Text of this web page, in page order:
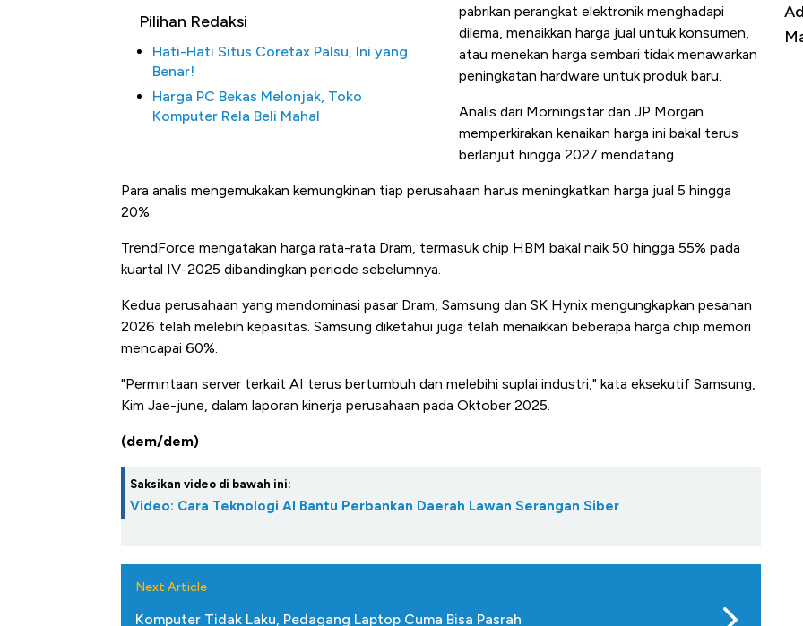
Pilihan Redaksi
Hati-Hati Situs Coretax Palsu, Ini yang
Benar!
Harga PC Bekas Melonjak, Toko
Komputer Rela Beli Mahal
pabrikan perangkat elektronik menghadapi
dilema, menaikkan harga jual untuk konsumen,
atau menekan harga sembari tidak menawarkan
peningkatan hardware untuk produk baru.
Analis dari Morningstar dan JP Morgan
memperkirakan kenaikan harga ini bakal terus
berlanjut hingga 2027 mendatang.
Para analis mengemukakan kemungkinan tiap perusahaan harus meningkatkan harga jual 5 hingga
20%.
TrendForce mengatakan harga rata-rata Dram, termasuk chip HBM bakal naik 50 hingga 55% pada
kuartal IV-2025 dibandingkan periode sebelumnya.
Kedua perusahaan yang mendominasi pasar Dram, Samsung dan SK Hynix mengungkapkan pesanan
2026 telah melebih kepasitas. Samsung diketahui juga telah menaikkan beberapa harga chip memori
mencapai 60%.
"Permintaan server terkait AI terus bertumbuh dan melebihi suplai industri," kata eksekutif Samsung,
Kim Jae-june, dalam laporan kinerja perusahaan pada Oktober 2025.
(dem/dem)
Saksikan video di bawah ini:
Video: Cara Teknologi AI Bantu Perbankan Daerah Lawan Serangan Siber
Next Article
Komputer Tidak Laku, Pedagang Laptop Cuma Bisa Pasrah
Kongo Tutup Keran Ekspor, Harga
Tembaga Terbang ke Zona Berbahaya
Adu Panas Kinerja Emiten Minyak RI,
Mana yang Cuannya Paling Menyala?